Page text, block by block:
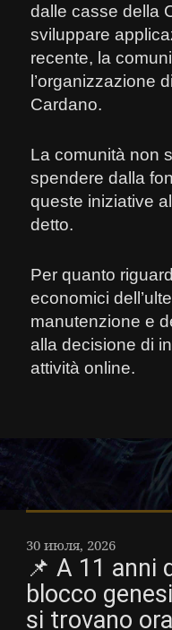
dalle casse della
sviluppare
recente, la
l’organizzazione
Cardano.
La comunità non
spendere dalla
queste iniziative
detto.
Per quanto
economici
manutenzione e
alla decisione di
attività online.
30 июля, 2026
📌 A 11 anni
blocco
si trovano